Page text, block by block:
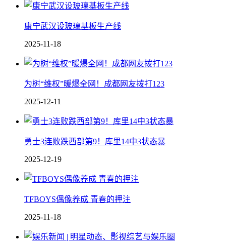
康宁武汉设玻璃基板生产线
2025-11-18
为树“维权”暖爆全网！成都网友拨打123
2025-12-11
勇士3连败跌西部第9！库里14中3状态暴
2025-12-19
TFBOYS偶像养成 青春的押注
2025-11-18